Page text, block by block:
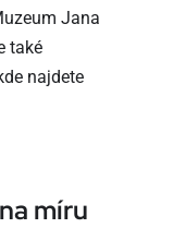
Jana
také
najdete
míru